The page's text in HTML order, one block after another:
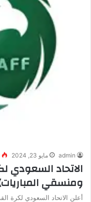
admin مايو 23, 2024
الاتحاد السعودي
ومنسقي
أعلن الاتحاد السعودي لكرة